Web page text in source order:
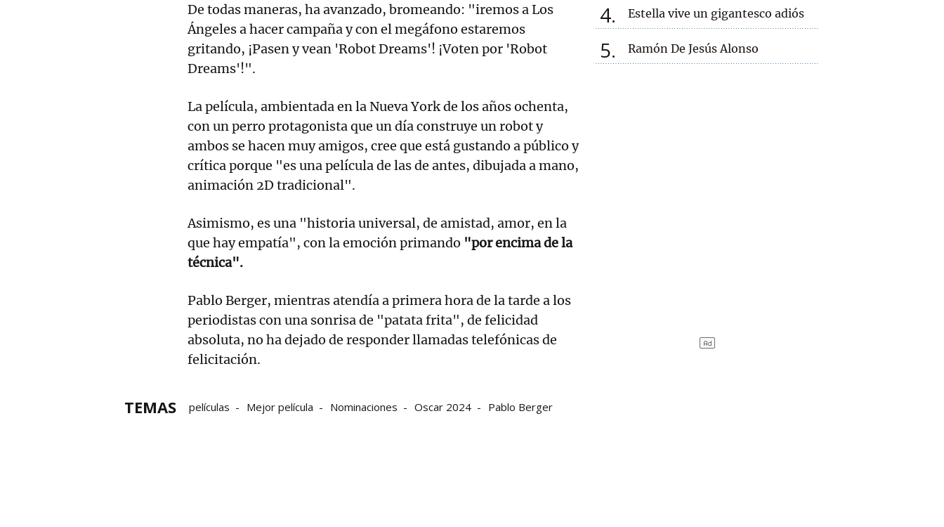
De todas maneras, ha avanzado, bromeando: "iremos a Los
Ángeles a hacer campaña y con el megáfono estaremos
gritando, ¡Pasen y vean 'Robot Dreams'! ¡Voten por 'Robot
Dreams'!".
La película, ambientada en la Nueva York de los años ochenta,
con un perro protagonista que un día construye un robot y
ambos se hacen muy amigos, cree que está gustando a público y
crítica porque "es una película de las de antes, dibujada a mano,
animación 2D tradicional".
Asimismo, es una "historia universal, de amistad, amor, en la
que hay empatía", con la emoción primando "por encima de la
técnica".
Pablo Berger, mientras atendía a primera hora de la tarde a los
periodistas con una sonrisa de "patata frita", de felicidad
absoluta, no ha dejado de responder llamadas telefónicas de
felicitación.
TEMAS películas Mejor película Nominaciones Oscar 2024 Pablo Berger
4 Estella vive un gigantesco adiós
5 Ramón De Jesús Alonso